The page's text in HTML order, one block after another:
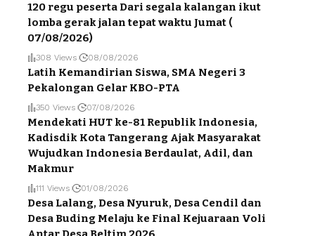
120 regu peserta Dari segala kalangan ikut
lomba gerak jalan tepat waktu Jumat (
07/08/2026)
308 Views 08/08/2026
Latih Kemandirian Siswa, SMA Negeri 3
Pekalongan Gelar KBO-PTA
350 Views 07/08/2026
Mendekati HUT ke-81 Republik Indonesia,
Kadisdik Kota Tangerang Ajak Masyarakat
Wujudkan Indonesia Berdaulat, Adil, dan
Makmur
111 Views 01/08/2026
Desa Lalang, Desa Nyuruk, Desa Cendil dan
Desa Buding Melaju ke Final Kejuaraan Voli